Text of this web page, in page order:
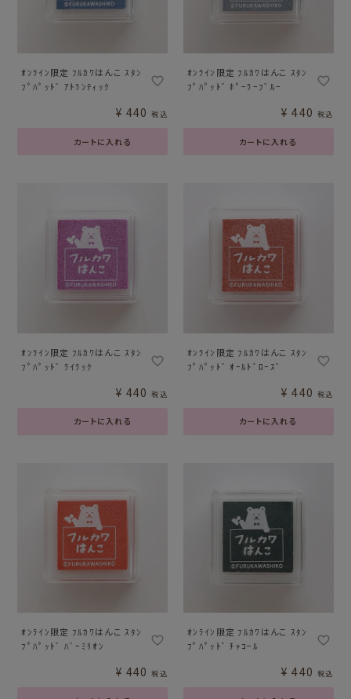
ｵﾝﾗｲﾝ限定 ﾌﾙｶﾜはんこ ｽﾀﾝ
ﾌﾟﾊﾟｯﾄﾞ ｱﾄﾗﾝﾃｨｯｸ
カートに入れる
¥ 440 税込
ｵﾝﾗｲﾝ限定 ﾌﾙｶﾜはんこ ｽﾀﾝ
ﾌﾟﾊﾟｯﾄﾞ ﾎﾟｰﾗｰﾌﾞﾙｰ
カートに入れる
¥ 440 税込
ｵﾝﾗｲﾝ限定 ﾌﾙｶﾜはんこ ｽﾀﾝ
ﾌﾟﾊﾟｯﾄﾞ ﾗｲﾗｯｸ
カートに入れる
¥ 440 税込
ｵﾝﾗｲﾝ限定 ﾌﾙｶﾜはんこ ｽﾀﾝ
ﾌﾟﾊﾟｯﾄﾞ ｵｰﾙﾄﾞﾛｰｽﾞ
カートに入れる
¥ 440 税込
ｵﾝﾗｲﾝ限定 ﾌﾙｶﾜはんこ ｽﾀﾝ
ﾌﾟﾊﾟｯﾄﾞ ﾊﾞｰﾐﾘｵﾝ
¥ 440 税込
ｵﾝﾗｲﾝ限定 ﾌﾙｶﾜはんこ ｽﾀﾝ
ﾌﾟﾊﾟｯﾄﾞ ﾁｬｺｰﾙ
¥ 440 税込